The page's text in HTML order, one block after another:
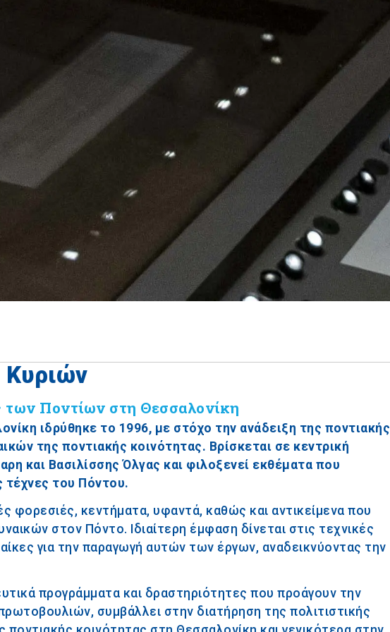
των Ποντίων στη Θεσσαλονίκη
ιδρύθηκε το 1996, με στόχο την ανάδειξη της ποντιακής
της ποντιακής κοινότητας. Βρίσκεται σε κεντρική
και Βασιλίσσης Όλγας και φιλοξενεί εκθέματα που
τέχνες του Πόντου.
φορεσιές, κεντήματα, υφαντά, καθώς και αντικείμενα που
στον Πόντο. Ιδιαίτερη έμφαση δίνεται στις τεχνικές
για την παραγωγή αυτών των έργων, αναδεικνύοντας την
προγράμματα και δραστηριότητες που προάγουν την
συμβάλλει στην διατήρηση της πολιτιστικής